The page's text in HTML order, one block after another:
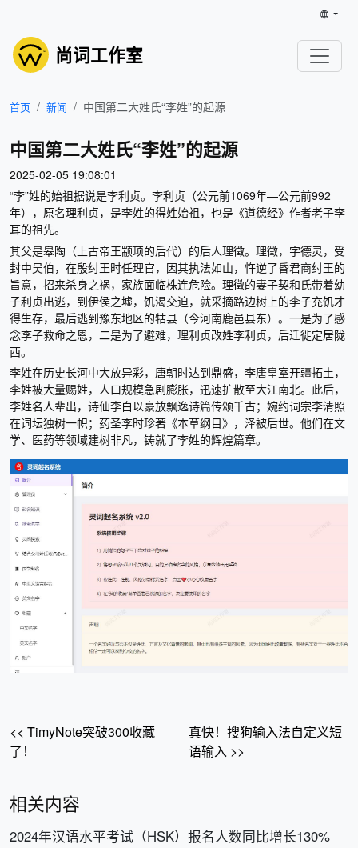
尚词工作室
首页 新闻 中国第二大姓氏“李姓”的起源
中国第二大姓氏“李姓”的起源
2025-02-05 19:08:01
“李”姓的始祖据说是李利贞。李利贞（公元前1069年—公元前992
年），原名理利贞，是李姓的得姓始祖，也是《道德经》作者老子李
耳的祖先。
其父是皋陶（上古帝王颛顼的后代）的后人理徵。理徵，字德灵，受
封中吴伯，在殷纣王时任理官，因其执法如山，忤逆了昏君商纣王的
旨意，招来杀身之祸，家族面临株连危险。理徵的妻子契和氏带着幼
子利贞出逃，到伊侯之墟，饥渴交迫，就采摘路边树上的李子充饥才
得生存，最后逃到豫东地区的牯县（今河南鹿邑县东）。一是为了感
念李子救命之恩，二是为了避难，理利贞改姓李利贞，后迁徙定居陇
西。
李姓在历史长河中大放异彩，唐朝时达到鼎盛，李唐皇室开疆拓土，
李姓被大量赐姓，人口规模急剧膨胀，迅速扩散至大江南北。此后，
李姓名人辈出，诗仙李白以豪放飘逸诗篇传颂千古；婉约词宗李清照
在词坛独树一帜；药圣李时珍著《本草纲目》，泽被后世。他们在文
学、医药等领域建树非凡，铸就了李姓的辉煌篇章。
<< TimyNote突破300收藏
了！
真快！搜狗输入法自定义短
语输入 >>
相关内容
2024年汉语水平考试（HSK）报名人数同比增长130%